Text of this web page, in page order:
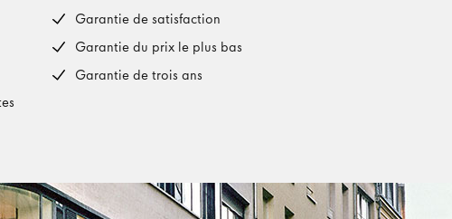
Garantie de satisfaction
Garantie du prix le plus bas
Garantie de trois ans